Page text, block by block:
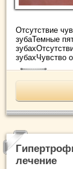
Отсутствие
зубаТемные
зубахЧувство
лечение